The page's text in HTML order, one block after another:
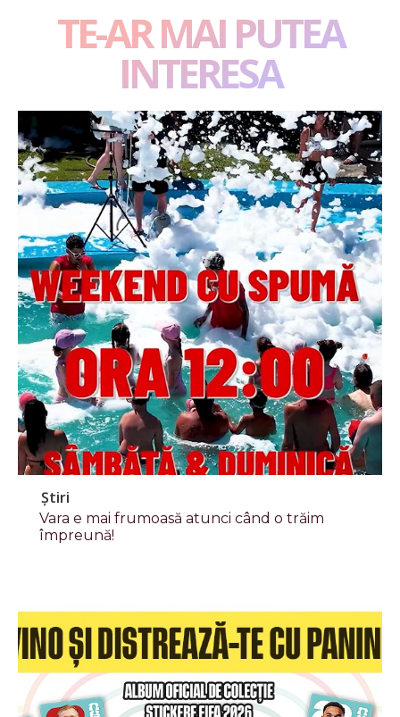
TE-AR MAI PUTEA
INTERESA
Știri
Vara e mai frumoasă atunci când o trăim
împreună!